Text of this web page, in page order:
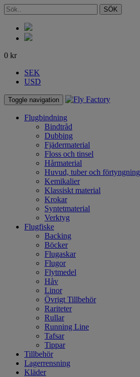
SÖK
0 kr
SEK
USD
Toggle navigation
Flugbindning
Bindtråd
Dubbing
Fjädermaterial
Floss och tinsel
Hårmaterial
Huvud, tuber och förtyngning
Kemikalier
Klassiskt material
Krokar
Syntetmaterial
Verktyg
Flugfiske
Backing
Böcker
Flugaskar
Flugor
Flytmedel
Håv
Linor
Övrigt Tillbehör
Rariteter
Rullar
Running Line
Tafsar
Tippar
Tillbehör
Lagerrensning
Kläder